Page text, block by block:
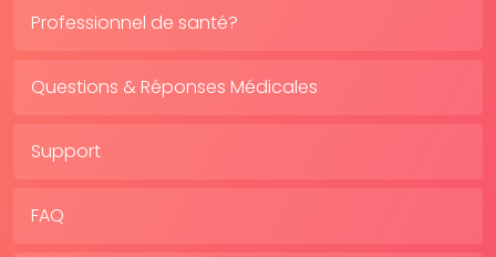
Professionnel de santé?
Questions & Réponses Médicales
Support
FAQ